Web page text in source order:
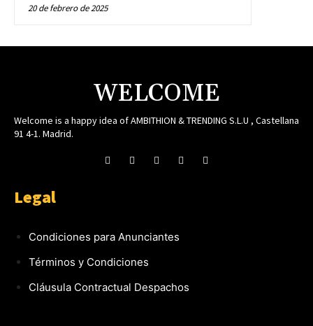
20 de febrero de 2025
WELCOME
Welcome is a happy idea of AMBITHION & TRENDING S.L.U , Castellana
91 4-1. Madrid.
Legal
Condiciones para Anunciantes
Términos y Condiciones
Cláusula Contractual Despachos